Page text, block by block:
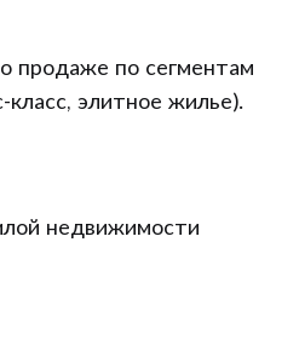
продаже по сегментам
класс, элитное жилье).
недвижимости